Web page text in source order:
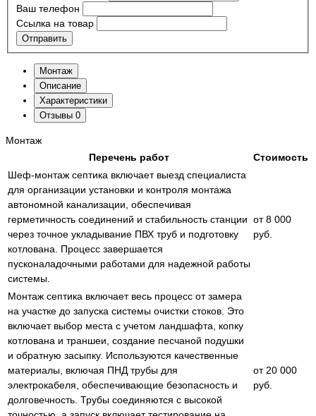
Ваш телефон
Ссылка на товар
Отправить
Монтаж
Описание
Характеристики
Отзывы 0
Монтаж
Перечень работ
Стоимость
Шеф-монтаж септика включает выезд специалиста
для организации установки и контроля монтажа
автономной канализации, обеспечивая
герметичность соединений и стабильность станции
через точное укладывание ПВХ труб и подготовку
котлована. Процесс завершается
пусконаладочными работами для надежной работы
системы.
от 8 000
руб.
Монтаж септика включает весь процесс от замера
на участке до запуска системы очистки стоков. Это
включает выбор места с учетом ландшафта, копку
котлована и траншеи, создание песчаной подушки
и обратную засыпку. Используются качественные
материалы, включая ПНД трубы для
электрокабеля, обеспечивающие безопасность и
долговечность. Трубы соединяются с высокой
от 20 000
руб.